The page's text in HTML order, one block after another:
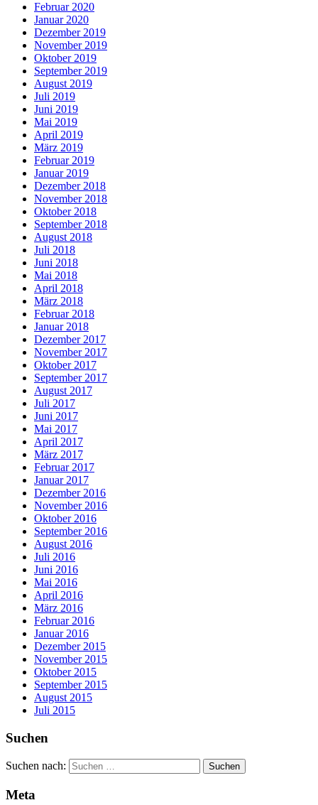
Februar 2020
Januar 2020
Dezember 2019
November 2019
Oktober 2019
September 2019
August 2019
Juli 2019
Juni 2019
Mai 2019
April 2019
März 2019
Februar 2019
Januar 2019
Dezember 2018
November 2018
Oktober 2018
September 2018
August 2018
Juli 2018
Juni 2018
Mai 2018
April 2018
März 2018
Februar 2018
Januar 2018
Dezember 2017
November 2017
Oktober 2017
September 2017
August 2017
Juli 2017
Juni 2017
Mai 2017
April 2017
März 2017
Februar 2017
Januar 2017
Dezember 2016
November 2016
Oktober 2016
September 2016
August 2016
Juli 2016
Juni 2016
Mai 2016
April 2016
März 2016
Februar 2016
Januar 2016
Dezember 2015
November 2015
Oktober 2015
September 2015
August 2015
Juli 2015
Suchen
Suchen nach:
Meta